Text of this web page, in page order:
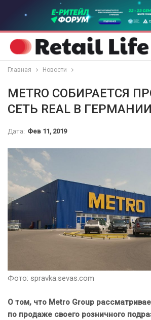
Главная Новости
METRO СОБИРАЕТСЯ
СЕТЬ REAL В ГЕРМАНИИ
Дата: Фев 11, 2019
Фото: spravka.sevas.com
О том, что Metro Group
по продаже своего розничного